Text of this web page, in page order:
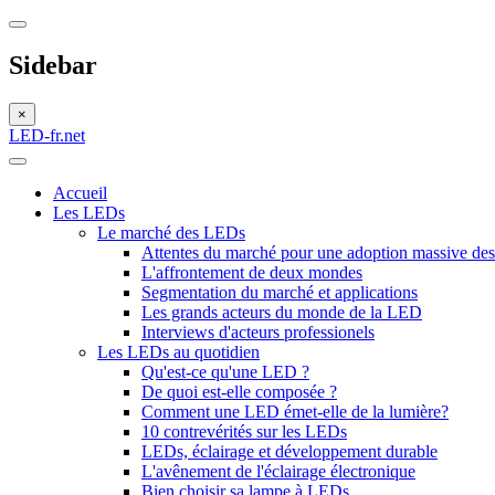
Sidebar
×
LED-fr.net
Accueil
Les LEDs
Le marché des LEDs
Attentes du marché pour une adoption massive
L'affrontement de deux mondes
Segmentation du marché et applications
Les grands acteurs du monde de la LED
Interviews d'acteurs professionels
Les LEDs au quotidien
Qu'est-ce qu'une LED ?
De quoi est-elle composée ?
Comment une LED émet-elle de la lumière?
10 contrevérités sur les LEDs
LEDs, éclairage et développement durable
L'avênement de l'éclairage électronique
Bien choisir sa lampe à LEDs